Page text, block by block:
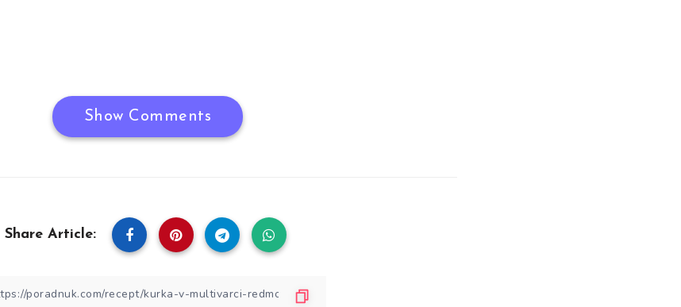
Show Comments
Share Article: